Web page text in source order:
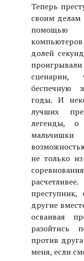
Теперь
своим делам
помощью
долей
сценарии,
беспечную
годы. И
лучших
легенды,
не только
другие
осваивая
разойтись
против
меня, если